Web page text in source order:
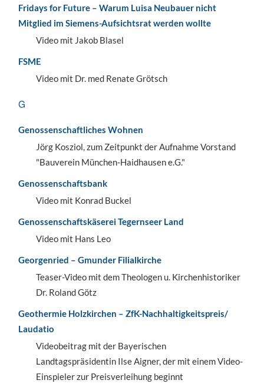
Fridays for Future – Warum Luisa Neubauer nicht
Mitglied im Siemens-Aufsichtsrat werden wollte
Video mit Jakob Blasel
FSME
Video mit Dr. med Renate Grötsch
G
Genossenschaftliches Wohnen
Jörg Kosziol, zum Zeitpunkt der Aufnahme Vorstand
"Bauverein München-Haidhausen e.G."
Genossenschaftsbank
Video mit Konrad Buckel
Genossenschaftskäserei Tegernseer Land
Video mit Hans Leo
Georgenried – Gmunder Filialkirche
Teaser-Video mit dem Theologen u. Kirchenhistoriker
Dr. Roland Götz
Geothermie Holzkirchen – ZfK-Nachhaltigkeitspreis/
Laudatio
Videobeitrag mit der Bayerischen
Landtagspräsidentin Ilse Aigner, der mit einem Video-
Einspieler zur Preisverleihung beginnt